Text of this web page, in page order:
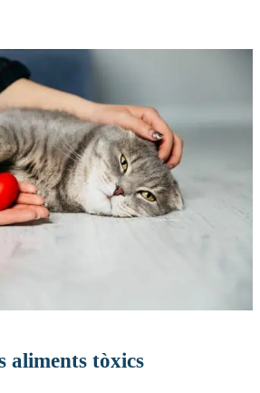
aliments tòxics